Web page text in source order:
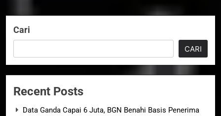
Cari
CARI
Recent Posts
Data Ganda Capai 6 Juta, BGN Benahi Basis Penerima